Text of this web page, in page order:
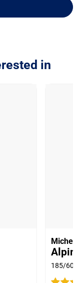
in
Alpin
185/60